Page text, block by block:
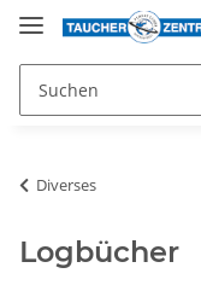
Diverses
Logbücher